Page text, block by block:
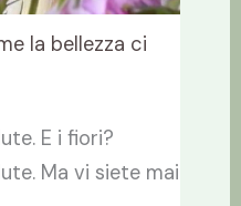
la bellezza ci
E i fiori?
Ma vi siete mai